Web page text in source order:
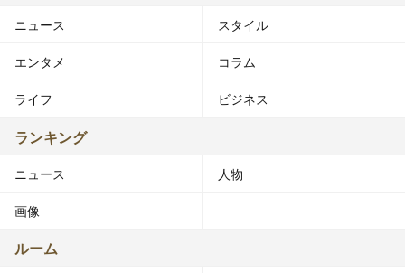
ニュース スタイル
エンタメ コラム
ライフ ビジネス
ランキング
ニュース 人物
画像
ルーム